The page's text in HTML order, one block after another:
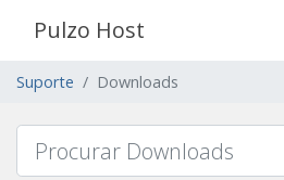
Pulzo Host
Suporte Downloads